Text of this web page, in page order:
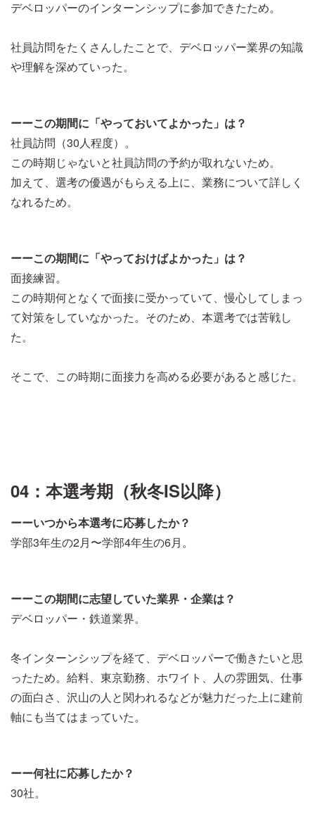
デベロッパーのインターンシップに参加できたため。
社員訪問をたくさんしたことで、デベロッパー業界の知識
や理解を深めていった。
ーーこの期間に「やっておいてよかった」は？
社員訪問（30人程度）。
この時期じゃないと社員訪問の予約が取れないため。
加えて、選考の優遇がもらえる上に、業務について詳しく
なれるため。
ーーこの期間に「やっておけばよかった」は？
面接練習。
この時期何となくで面接に受かっていて、慢心してしまっ
て対策をしていなかった。そのため、本選考では苦戦し
た。
そこで、この時期に面接力を高める必要があると感じた。
04：本選考期（秋冬IS以降）
ーーいつから本選考に応募したか？
学部3年生の2月〜学部4年生の6月。
ーーこの期間に志望していた業界・企業は？
デベロッパー・鉄道業界。
冬インターンシップを経て、デベロッパーで働きたいと思
ったため。給料、東京勤務、ホワイト、人の雰囲気、仕事
の面白さ、沢山の人と関われるなどが魅力だった上に建前
軸にも当てはまっていた。
ーー何社に応募したか？
30社。